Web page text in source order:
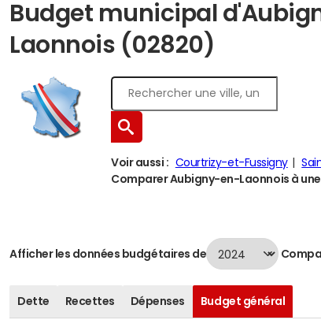
Budget municipal
Laonnois (02820)
Voir aussi : Courtrizy-et-Fussigny
Comparer Aubigny-en-Laonnois à
Afficher les données budgétaires de
Dette Recettes Dépenses Budget général